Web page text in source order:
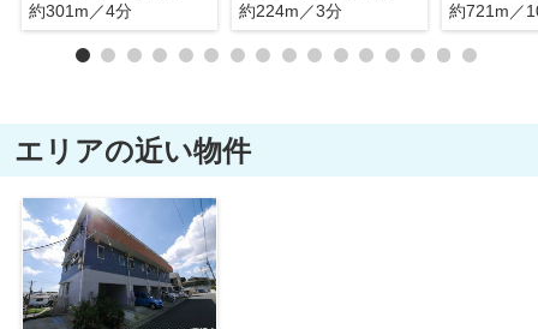
約301m／4分
約224m／3分
約721m／
エリアの近い物件